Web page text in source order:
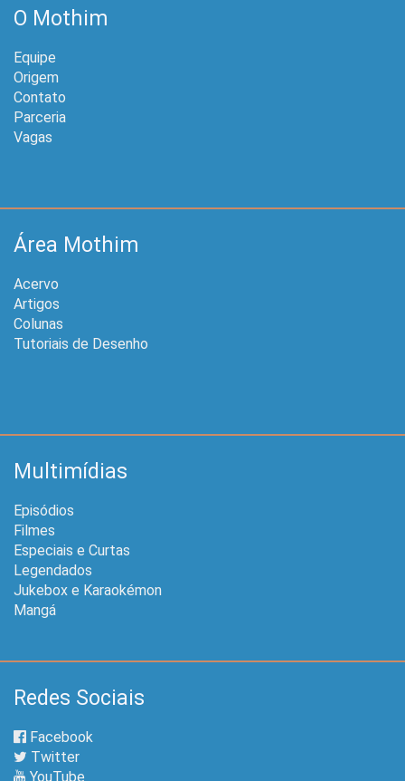
O Mothim
Equipe
Origem
Contato
Parceria
Vagas
Área Mothim
Acervo
Artigos
Colunas
Tutoriais de Desenho
Multimídias
Episódios
Filmes
Especiais e Curtas
Legendados
Jukebox e Karaokémon
Mangá
Redes Sociais
Facebook
Twitter
YouTube